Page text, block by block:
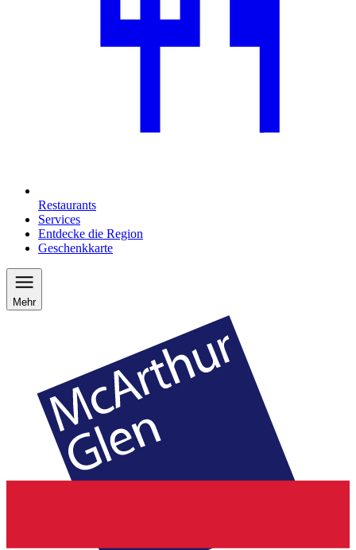
Restaurants
Services
Entdecke die Region
Geschenkkarte
Mehr